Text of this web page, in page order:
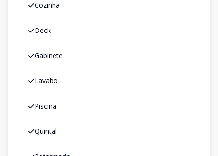
Cozinha
Deck
Gabinete
Lavabo
Piscina
Quintal